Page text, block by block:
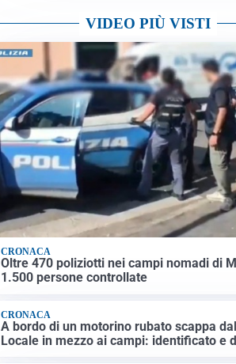
VIDEO PIÙ VISTI
CRONACA
Oltre 470 poliziotti nei campi nomadi di
1.500 persone controllate
CRONACA
A bordo di un motorino rubato scappa
Locale in mezzo ai campi: identificato e